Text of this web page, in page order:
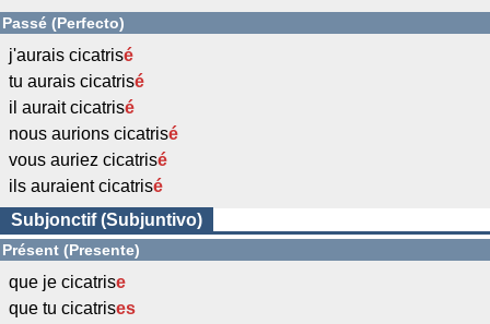
Passé (Perfecto)
j'aurais cicatrisé
tu aurais cicatrisé
il aurait cicatrisé
nous aurions cicatrisé
vous auriez cicatrisé
ils auraient cicatrisé
Subjonctif (Subjuntivo)
Présent (Presente)
que je cicatrise
que tu cicatrises